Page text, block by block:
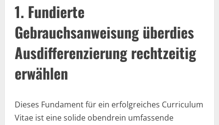
1. Fundierte
Gebrauchsanweisung überdies
Ausdifferenzierung rechtzeitig
erwählen
Dieses Fundament für ein erfolgreiches Curriculum
Vitae ist eine solide obendrein umfassende